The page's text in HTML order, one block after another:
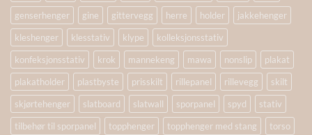
genserhenger
gine gittervegg herre holder
jakkehenger
kleshenger
klesstativ klype
kolleksjonsstativ
konfeksjonsstativ
krok mannekeng mawa nonslip
plakat
plakatholder
plastbyste prisskilt rillepanel rillevegg
skilt
skjørtehenger
slatboard slatwall sporpanel spyd
stativ
tilbehør til sporpanel
topphenger topphenger med stang
torso